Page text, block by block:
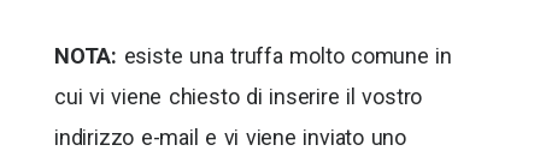
NOTA: esiste una truffa molto comune in
cui vi viene chiesto di inserire il vostro
indirizzo e-mail e vi viene inviato uno